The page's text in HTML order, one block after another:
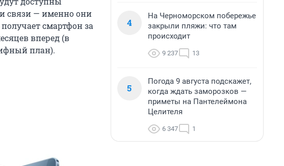
связи — именно они
смартфон за
вперед (в
план).
4
На Черноморском побережье
закрыли пляжи: что там
происходит
9 237 13
5
Погода 9 августа подскажет,
когда ждать заморозков —
приметы на Пантелеймона
Целителя
6 347 1